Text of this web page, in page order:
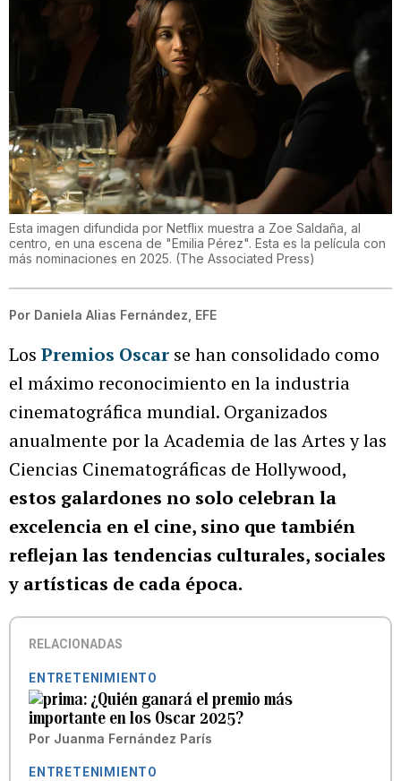
Esta imagen difundida por Netflix muestra a Zoe Saldaña, al
centro, en una escena de "Emilia Pérez". Esta es la película con
más nominaciones en 2025. (The Associated Press)
Por Daniela Alias Fernández, EFE
Los Premios Oscar se han consolidado como
el máximo reconocimiento en la industria
cinematográfica mundial. Organizados
anualmente por la Academia de las Artes y las
Ciencias Cinematográficas de Hollywood,
estos galardones no solo celebran la
excelencia en el cine, sino que también
reflejan las tendencias culturales, sociales
y artísticas de cada época.
RELACIONADAS
ENTRETENIMIENTO
¿Quién ganará el premio más
importante en los Oscar 2025?
Por Juanma Fernández París
ENTRETENIMIENTO